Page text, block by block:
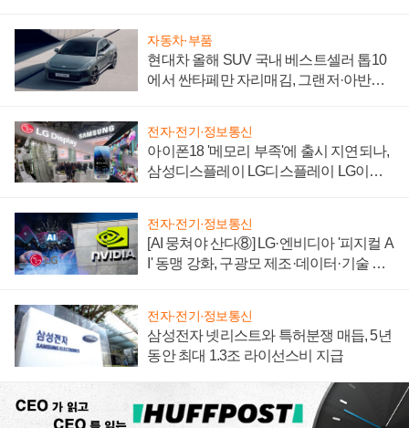
자동차·부품
현대차 올해 SUV 국내 베스트셀러 톱10
에서 싼타페만 자리매김, 그랜저·아반떼
전자·전기·정보통신
아이폰18 '메모리 부족'에 출시 지연되나,
삼성디스플레이 LG디스플레이 LG이노
전자·전기·정보통신
[AI 뭉쳐야 산다⑧] LG·엔비디아 '피지컬 A
I' 동맹 강화, 구광모 제조·데이터·기술 결
전자·전기·정보통신
삼성전자 넷리스트와 특허분쟁 매듭, 5년
동안 최대 1.3조 라이선스비 지급